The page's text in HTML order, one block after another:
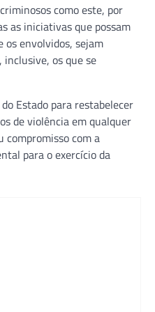
como este, por
as iniciativas que possam
envolvidos, sejam
os que se
Estado para restabelecer
de violência em qualquer
compromisso com a
para o exercício da